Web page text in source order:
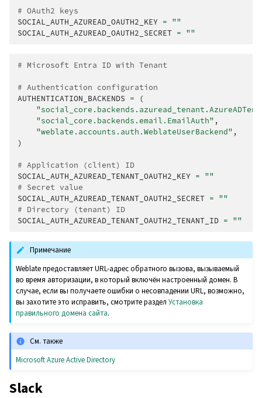
# OAuth2 keys
SOCIAL_AUTH_AZUREAD_OAUTH2_KEY = ""
SOCIAL_AUTH_AZUREAD_OAUTH2_SECRET = ""
# Microsoft Entra ID with Tenant
# Authentication configuration
AUTHENTICATION_BACKENDS =
(
"social_core.backends.email.EmailAuth" ,
"weblate.accounts.auth.WeblateUserBackend" ,
)
# Application (client) ID
SOCIAL_AUTH_AZUREAD_TENANT_OAUTH2_KEY = ""
# Secret value
SOCIAL_AUTH_AZUREAD_TENANT_OAUTH2_SECRET = ""
# Directory (tenant) ID
SOCIAL_AUTH_AZUREAD_TENANT_OAUTH2_TENANT_ID = ""
Примечание
Weblate предоставляет URL-адрес обратного вызова, вызываемый
во время авторизации, в который включён настроенный домен. В
случае, если вы получаете ошибки о несовпадении URL, возможно,
вы захотите это исправить, смотрите разделУстановка
правильного домена сайта.
См. также
Microsoft Azure Active Directory
Slack